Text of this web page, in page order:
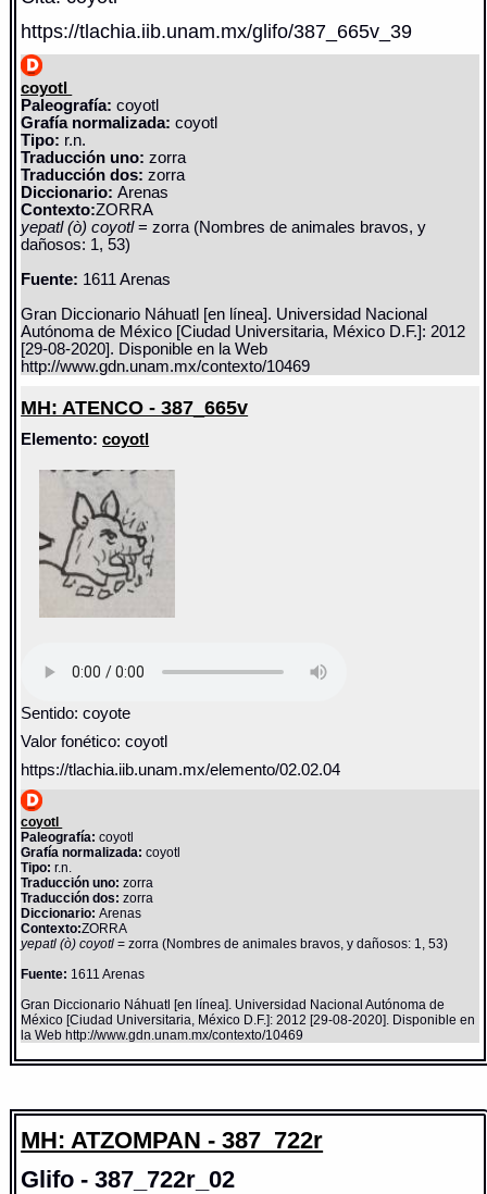
https://tlachia.iib.unam.mx/glifo/387_665v_39
coyotl
Paleografía: coyotl
Grafía normalizada: coyotl
Tipo: r.n.
Traducción uno: zorra
Traducción dos: zorra
Diccionario:Arenas
Contexto:ZORRA
yepatl (ò) coyotl= zorra (Nombres de animales bravos, y
dañosos: 1, 53)
Fuente: 1611 Arenas
Gran Diccionario Náhuatl [en línea]. Universidad Nacional
Autónoma de México [Ciudad Universitaria, México D.F.]: 2012
[29-08-2020]. Disponible en la Web
http://www.gdn.unam.mx/contexto/10469
MH: ATENCO - 387_665v
Elemento:coyotl
Sentido: coyote
Valor fonético: coyotl
https://tlachia.iib.unam.mx/elemento/02.02.04
coyotl
Paleografía: coyotl
Grafía normalizada: coyotl
Tipo: r.n.
Traducción uno: zorra
Traducción dos: zorra
Diccionario:Arenas
Contexto:ZORRA
yepatl (ò) coyotl= zorra (Nombres de animales bravos, y dañosos: 1, 53)
Fuente: 1611 Arenas
Gran Diccionario Náhuatl [en línea]. Universidad Nacional Autónoma de
México [Ciudad Universitaria, México D.F.]: 2012 [29-08-2020]. Disponible en
la Web http://www.gdn.unam.mx/contexto/10469
MH: ATZOMPAN - 387_722r
Glifo - 387_722r_02